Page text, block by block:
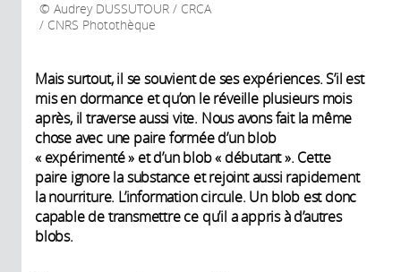
Audrey DUSSUTOUR / CRCA
/ CNRS Photothèque
Mais surtout, il se souvient de ses expériences. S’il est
mis en dormance et qu’on le réveille plusieurs mois
après, il traverse aussi vite. Nous avons fait la même
chose avec une paire formée d’un blob
« expérimenté » et d’un blob « débutant ». Cette
paire ignore la substance et rejoint aussi rapidement
la nourriture. L’information circule. Un blob est donc
capable de transmettre ce qu’il a appris à d’autres
blobs.